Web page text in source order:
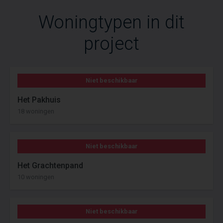
Woningtypen in dit
project
Niet beschikbaar
Het Pakhuis
18 woningen
Niet beschikbaar
Het Grachtenpand
10 woningen
Niet beschikbaar